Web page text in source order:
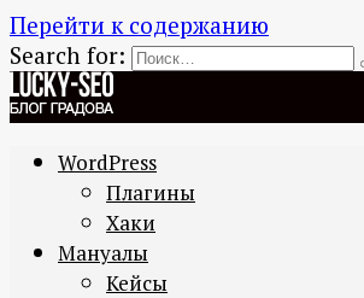
Перейти к содержанию
Search for:
WordPress
Плагины
Хаки
Мануалы
Кейсы